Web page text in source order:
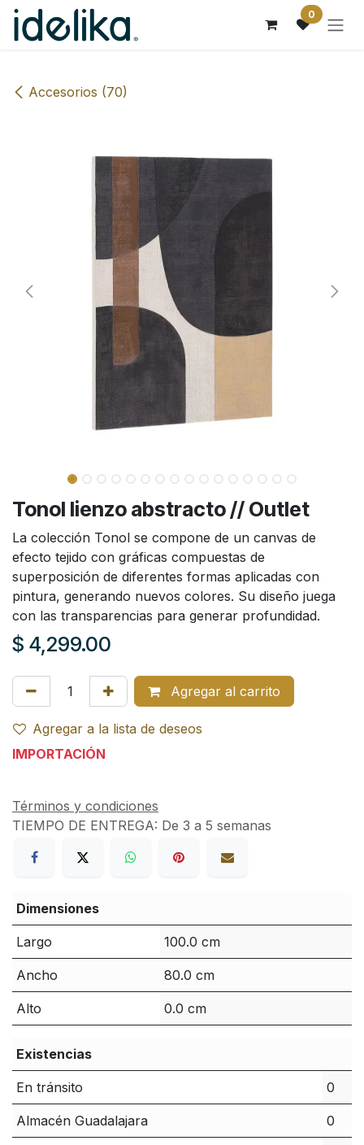
Ir al contenido 0
Accesorios (70)
Tonol lienzo abstracto // Outlet
La colección Tonol se compone de un canvas de
efecto tejido con gráficas compuestas de
superposición de diferentes formas aplicadas con
pintura, generando nuevos colores. Su diseño juega
con las transparencias para generar profundidad.
$ 4,299.00
Agregar al carrito
Agregar a la lista de deseos
IMPORTACIÓN
Términos y condiciones
TIEMPO DE ENTREGA: De 3 a 5 semanas
Dimensiones
Largo 100.0 cm
Ancho 80.0 cm
Alto 0.0 cm
Existencias
En tránsito 0
Almacén Guadalajara 0